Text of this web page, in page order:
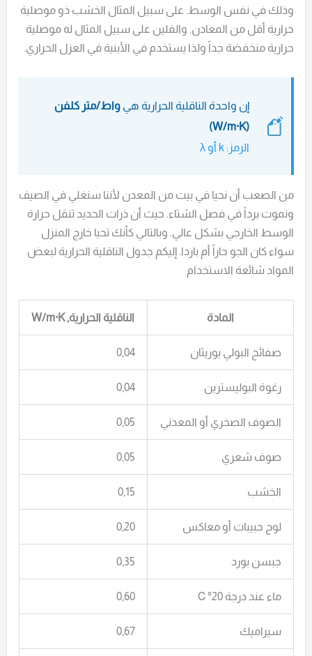
وذلك في نفس الوسط. على سبيل المثال الخشب ذو موصلية
حرارية أقل من المعادن. والفلين على سبيل المثال له موصلية
حرارية منخفضة جداً ولذا يستخدم في الأبنية في العزل الحراري.
إن واحدة الناقلية الحرارية هيواط/متر كلفن
(W/m·K)
الرمز: k أو λ
من الصعب أن نحيا في بيت من المعدن لأننا سنغلي في الصيف
ونموت برداً في فصل الشتاء. حيث أن ذرات الحديد تنقل حرارة
الوسط الخارجي بشكل عالي. وبالتالي كأنك تحيا خارج المنزل
سواء كان الجو حاراً أم باردا. إليكم جدول الناقلية الحرارية لبعض
المواد شائعة الاستخدام
المادة الناقلية الحرارية, W/m·K
صفائح البولي يوريثان 0,04
رغوة البوليسترين 0,04
الصوف الصخري أو المعدني 0,05
صوف شعري 0,05
الخشب 0,15
لوح حبيبات أو معاكس 0,20
جبسن بورد 0,35
ماء عند درجة 20° C 0,60
سيراميك 0,67